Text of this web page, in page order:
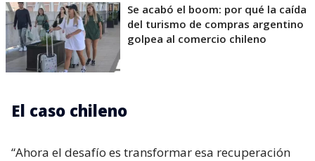
Se acabó el boom: por qué la caída
del turismo de compras argentino
golpea al comercio chileno
El caso chileno
“Ahora el desafío es transformar esa recuperación